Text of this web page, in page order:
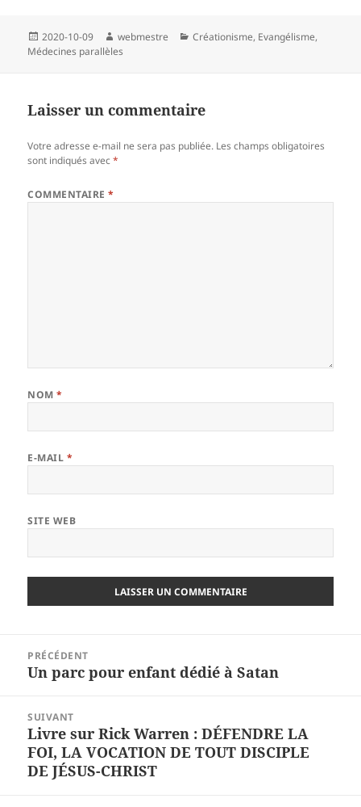
Publié
le
2020-10-09 Auteur
webmestre Catégories
Créationisme, Evangélisme,
Médecines parallèles
Laisser un commentaire
Votre adresse e-mail ne sera pas publiée. Les champs obligatoires
sont indiqués avec*
COMMENTAIRE*
NOM*
E-MAIL *
SITE WEB
l’article
PRÉCÉDENT
Article
Un parc pour enfant dédié à Satan
SUIVANT
Article
suivant :
Livre sur Rick Warren : DÉFENDRE LA
FOI, LA VOCATION DE TOUT DISCIPLE
DE JÉSUS-CHRIST